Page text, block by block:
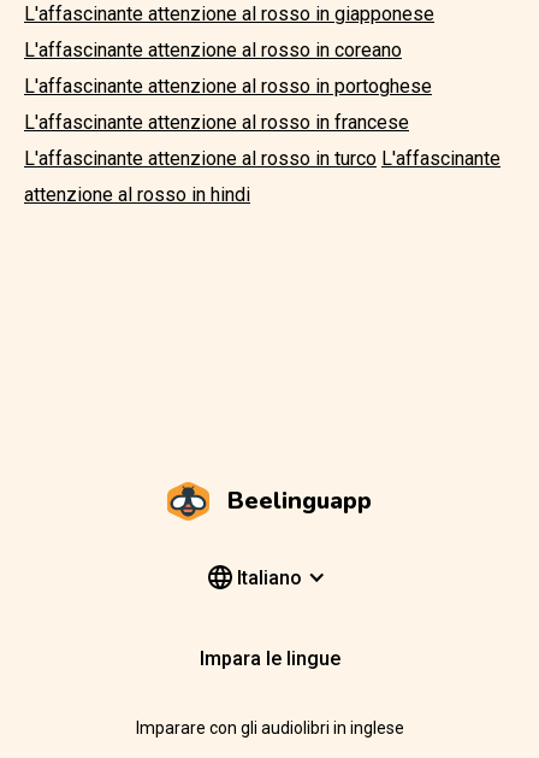
L'affascinante attenzione al rosso in giapponese
L'affascinante attenzione al rosso in coreano
L'affascinante attenzione al rosso in portoghese
L'affascinante attenzione al rosso in francese
L'affascinante attenzione al rosso in turco L'affascinante
attenzione al rosso in hindi
Beelinguapp
Italiano
Impara le lingue
Imparare con gli audiolibri in inglese